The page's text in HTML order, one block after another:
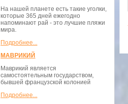
На нашей планете есть такие уголки,
которые 365 дней ежегодно
напоминают рай - это лучшие пляжи
мира.
Подробнее...
МАВРИКИЙ
Маврикий является
самостоятельным государством,
бывшей французской колонией
Подробнее...